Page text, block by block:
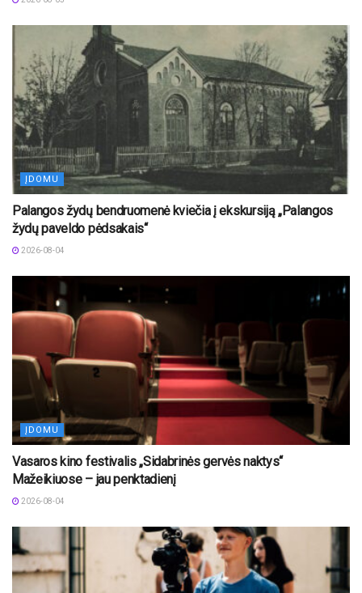
ĮDOMU
Palangos žydų bendruomenė kviečia į ekskursiją „Palangos
žydų paveldo pėdsakais“
2026-08-04
ĮDOMU
Vasaros kino festivalis „Sidabrinės gervės naktys“
Mažeikiuose – jau penktadienį
2026-08-04